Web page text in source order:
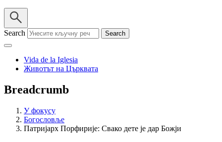
Search
Vida de la Iglesia
Животът на Църквата
Breadcrumb
У фокусу
Богословље
Патријарх Порфирије: Свако дете је дар Божји